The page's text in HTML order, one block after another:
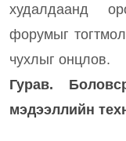
худалдаанд
форумыг
чухлыг онцлов.
Гурав.
мэдээллийн